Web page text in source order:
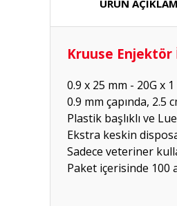
ÜRÜN
Kruuse Enjektör
0.9 x 25 mm - 20G x 1
0.9 mm çapında, 2.5
Plastik başlıklı ve
Ekstra keskin
Sadece veteriner
Paket içerisinde 100